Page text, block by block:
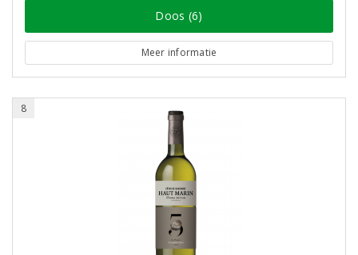
Doos (6)
Meer informatie
8